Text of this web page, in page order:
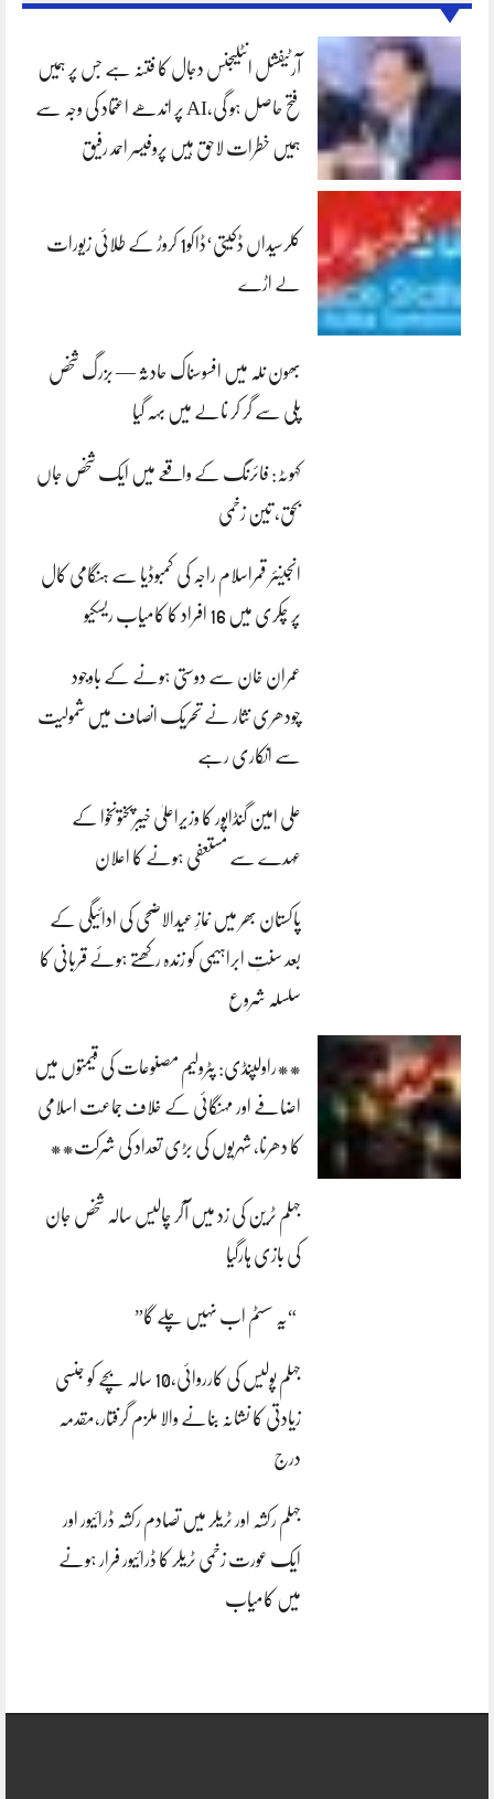
آرٹیفشل انٹلیجنس دجال کا فتنہ ہے جس پر ہمیں
فتح حاصل ہو گی،AI پر اندھے اعتماد کی وجہ سے
ہمیں خطرات لاحق ہیں پروفیسر احمد رفیق
کلرسیداں ڈکیتی‘ڈاکو1 کروڑ کے طلائی زیورات
لے اڑے
بھون نلہ میں افسوسناک حادثہ — بزرگ شخص
پلی سے گر کر نالے میں بہہ گیا
کہوٹہ: فائرنگ کے واقعے میں ایک شخص جاں
بحق، تین زخمی
انجینئر قمراسلام راجہ کی کمبوڈیا سے ہنگامی کال
پر چکری میں 16 افراد کا کامیاب ریسکیو
عمران خان سے دوستی ہونے کے باوجود
چودھری نثار نے تحریک انصاف میں شمولیت
سے انکاری رہے
علی امین گنڈاپور کا وزیراعلیٰ خیبرپختونخوا کے
عہدے سے مستعفی ہونے کا اعلان
پاکستان بھر میں نمازِ عیدالاضحی کی ادائیگی کے
بعد سنتِ ابراہیمی کو زندہ رکھتے ہوئے قربانی کا
سلسلہ شروع
**راولپنڈی: پٹرولیم مصنوعات کی قیمتوں میں
اضافے اور مہنگائی کے خلاف جماعت اسلامی
کا دھرنا، شہریوں کی بڑی تعداد کی شرکت**
جہلم ٹرین کی زد میں آکر چالیس سالہ شخص جان
کی بازی ہارگیا
“یہ سسٹم اب نہیں چلے گا”
جہلم پولیس کی کارروائی،10 سالہ بچے کو جنسی
زیادتی کا نشانہ بنانے والا ملزم گرفتار،مقدمہ
درج
جہلم رکشہ اور ٹریلر میں تصادم رکشہ ڈرائیور اور
ایک عورت زخمی ٹریلر کا ڈرائیور فرار ہونے
میں کامیاب